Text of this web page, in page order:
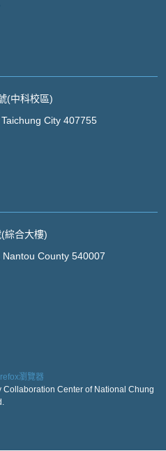
(中科校區)
City 407755
綜合大樓)
County 540007
瀏覽器
Center of National Chung